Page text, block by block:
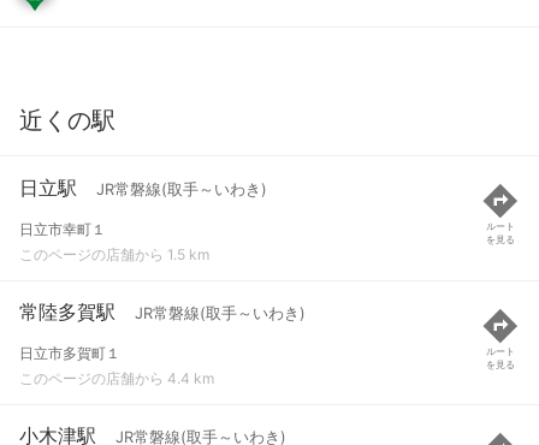
近くの駅
日立駅 JR常磐線(取手～いわき)
日立市幸町１
このページの店舗から 1.5 km
ルート
を見る
常陸多賀駅 JR常磐線(取手～いわき)
日立市多賀町１
このページの店舗から 4.4 km
ルート
を見る
小木津駅 JR常磐線(取手～いわき)